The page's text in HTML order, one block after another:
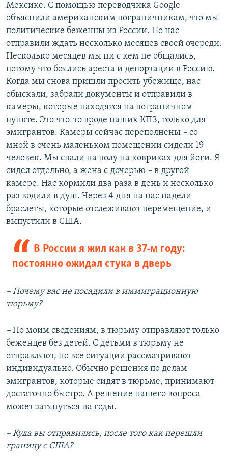
Мексике. С помощью переводчика Google
объяснили американским пограничникам, что мы
политические беженцы из России. Но нас
отправили ждать несколько месяцев своей очереди.
Несколько месяцев мы ни с кем не общались,
потому что боялись ареста и депортации в Россию.
Когда мы снова пришли просить убежище, нас
обыскали, забрали документы и отправили в
камеры, которые находятся на пограничном
пункте. Это что-то вроде наших КПЗ, только для
эмигрантов. Камеры сейчас переполнены – со
мной в очень маленьком помещении сидели 19
человек. Мы спали на полу на ковриках для йоги. Я
сидел отдельно, а жена с дочерью – в другой
камере. Нас кормили два раза в день и несколько
раз водили в душ. Через 4 дня на нас надели
браслеты, которые отслеживают перемещение, и
выпустили в США.
В России я жил как в 37-м году:
постоянно ожидал стука в дверь
– Почему вас не посадили в иммиграционную
тюрьму?
– По моим сведениям, в тюрьму отправляют только
беженцев без детей. С детьми в тюрьму не
отправляют, но все ситуации рассматривают
индивидуально. Обычно решения по делам
эмигрантов, которые сидят в тюрьме, принимают
достаточно быстро. А решение нашего вопроса
может затянуться на годы.
– Куда вы отправились, после того как перешли
границу с США?